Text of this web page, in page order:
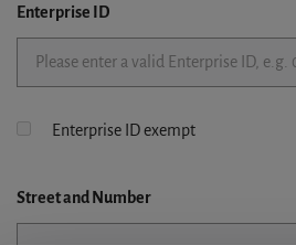
Enterprise ID
Enterprise ID exempt
Streetand Number